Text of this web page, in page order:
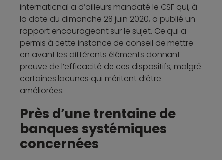
international a d’ailleurs mandaté le CSF qui, à
la date du dimanche 28 juin 2020, a publié un
rapport encourageant sur le sujet. Ce qui a
permis à cette instance de conseil de mettre
en avant les différents éléments donnant
preuve de l’efficacité de ces dispositifs, malgré
certaines lacunes qui méritent d’être
améliorées.
Près d’une trentaine de
banques systémiques
concernées